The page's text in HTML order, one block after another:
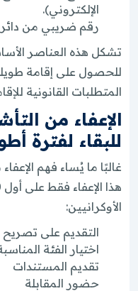
الإلكتروني).
رقم ضريبي من
تشكل هذه العناصر
للحصول على إقامة
المتطلبات القانونية
الإعفاء من
للبقاء لفترة
غالبًا ما يُساء فهم
الأوكرانيين:
التقديم على تصريح
اختيار الفئة
تقديم المستندات
حضور المقابلة